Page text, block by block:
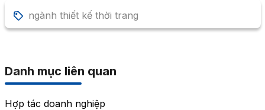
ngành thiết kế thời trang
Danh mục liên quan
Hợp tác doanh nghiệp